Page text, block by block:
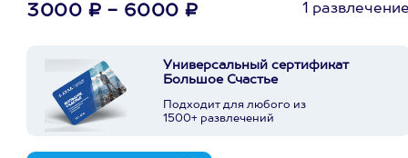
3000 ₽ - 6000 ₽ 1
Универсальный сертификат
Большое Счастье
Подходит для любого из
1500+ развлечений